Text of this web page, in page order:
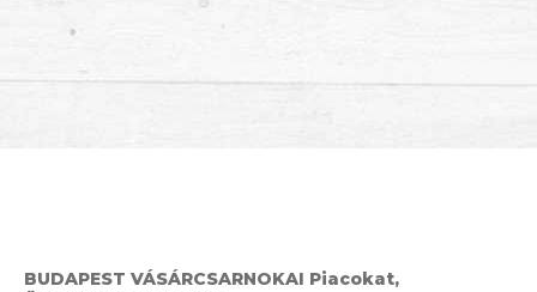
BUDAPEST VÁSÁRCSARNOKAI Piacokat,